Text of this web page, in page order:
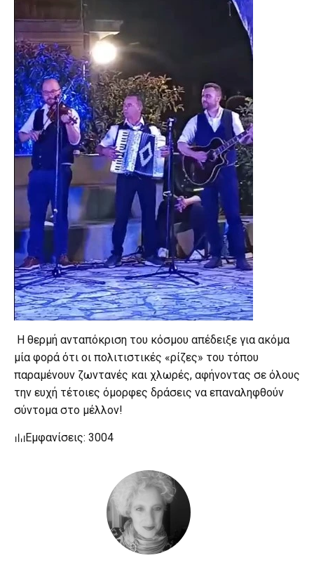
Η θερμή ανταπόκριση του κόσμου απέδειξε για ακόμα
μία φορά ότι οι πολιτιστικές «ρίζες» του τόπου
παραμένουν ζωντανές και χλωρές, αφήνοντας σε όλους
την ευχή τέτοιες όμορφες δράσεις να επαναληφθούν
σύντομα στο μέλλον!
Εμφανίσεις: 3004